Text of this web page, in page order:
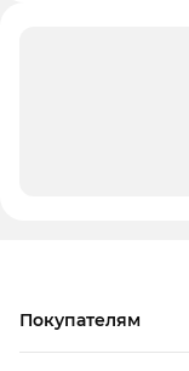
Покупателям